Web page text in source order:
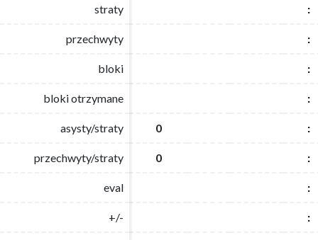
straty :
przechwyty :
bloki :
bloki otrzymane :
asysty/straty 0 :
przechwyty/straty 0 :
eval :
+/- :
straty :
przechwyty :
bloki :
bloki otrzymane :
asysty/straty 0 :
przechwyty/straty 0 :
eval :
+/- :